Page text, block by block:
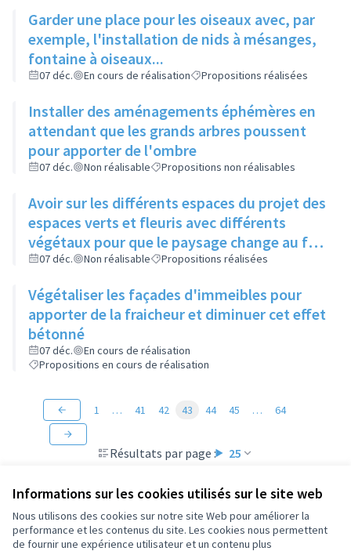
Informations sur les cookies utilisés sur le site web
Nous utilisons des cookies sur notre site Web pour améliorer la
performance et les contenus du site. Les cookies nous permettent
de fournir une expérience utilisateur et un contenu plus
Garder une place pour les oiseaux avec, par
exemple, l'installation de nids à mésanges,
fontaine à oiseaux...
07 déc. En cours de réalisation Propositions réalisées
Installer des aménagements éphémères en
attendant que les grands arbres poussent
pour apporter de l'ombre
07 déc. Non réalisable Propositions non réalisables
Avoir sur les différents espaces du projet des
espaces verts et fleuris avec différents
végétaux pour que le paysage change au fil
des saisons
07 déc. Non réalisable Propositions réalisées
Végétaliser les façades d'immeibles pour
apporter de la fraicheur et diminuer cet effet
bétonné
07 déc.
En cours de réalisation
Propositions en cours de réalisation
Résultats par page : 25
1 … 41 42 43 44 45 … 64
Conditions d'utilisation
Paramètres des cookies